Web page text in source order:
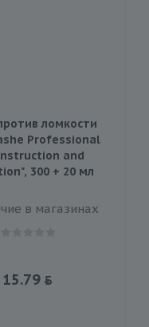
ломкости
Professional
and
300 + 20 мл
в магазинах
15.79